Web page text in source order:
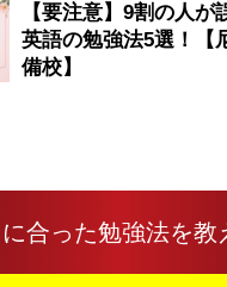
【要注意】9割の人が
英語の勉強法5選！
備校】
合った勉強法を教